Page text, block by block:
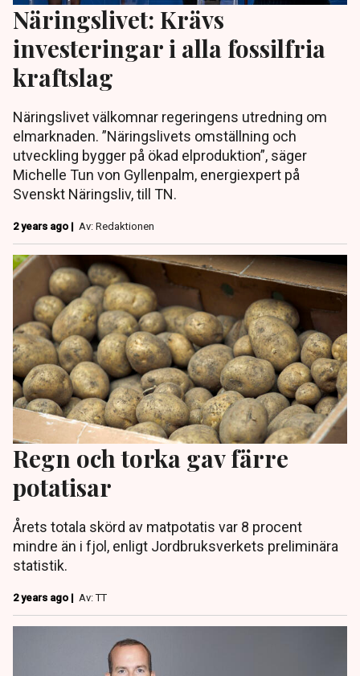
Näringslivet: Krävs
investeringar i alla fossilfria
kraftslag
Näringslivet välkomnar regeringens utredning om
elmarknaden. ”Näringslivets omställning och
utveckling bygger på ökad elproduktion”, säger
Michelle Tun von Gyllenpalm, energiexpert på
Svenskt Näringsliv, till TN.
2 years ago | Av: Redaktionen
Regn och torka gav färre
potatisar
Årets totala skörd av matpotatis var 8 procent
mindre än i fjol, enligt Jordbruksverkets preliminära
statistik.
2 years ago | Av: TT